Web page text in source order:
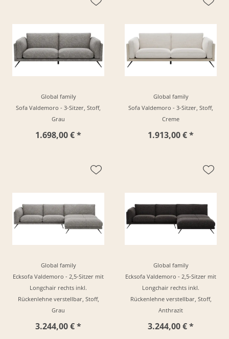
Global family
Sofa Valdemoro - 3-Sitzer, Stoff,
Grau
1.698,00 € *
Global family
Sofa Valdemoro - 3-Sitzer, Stoff,
Creme
1.913,00 € *
Global family
Ecksofa Valdemoro - 2,5-Sitzer mit
Longchair rechts inkl.
Rückenlehne verstellbar, Stoff,
Grau
3.244,00 € *
Global family
Ecksofa Valdemoro - 2,5-Sitzer mit
Longchair rechts inkl.
Rückenlehne verstellbar, Stoff,
Anthrazit
3.244,00 € *